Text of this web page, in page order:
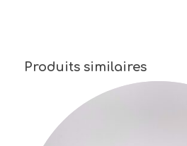
Produits similaires